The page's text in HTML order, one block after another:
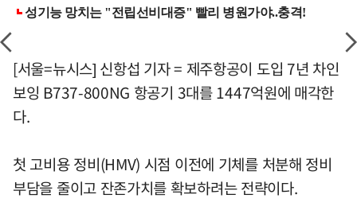
[서울=뉴시스] 신항섭 기자 = 제주항공이 도입 7년 차인
보잉 B737-800NG 항공기 3대를 1447억원에 매각한
다.
첫 고비용 정비(HMV) 시점 이전에 기체를 처분해 정비
부담을 줄이고 잔존가치를 확보하려는 전략이다.